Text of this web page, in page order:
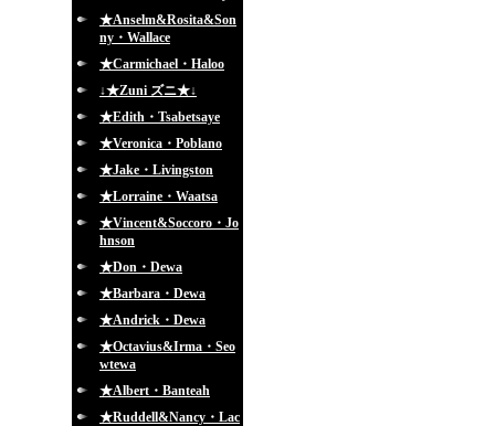
★Anselm&Rosita&Son
ny・Wallace
★Carmichael・Haloo
↓★Zuni ズニ★↓
★Edith・Tsabetsaye
★Veronica・Poblano
★Jake・Livingston
★Lorraine・Waatsa
★Vincent&Soccoro・Jo
hnson
★Don・Dewa
★Barbara・Dewa
★Andrick・Dewa
★Octavius&Irma・Seo
wtewa
★Albert・Banteah
★Ruddell&Nancy・Lac